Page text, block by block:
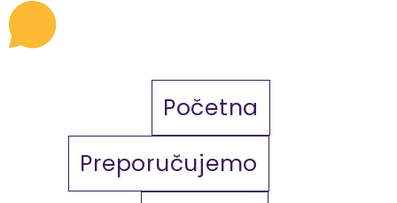
Početna
Preporučujemo